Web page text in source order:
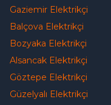
Gaziemir Elektrikçi
Balçova Elektrikçi
Bozyaka Elektrikçi
Alsancak Elektrikçi
Göztepe Elektrikçi
Güzelyalı Elektrikçi